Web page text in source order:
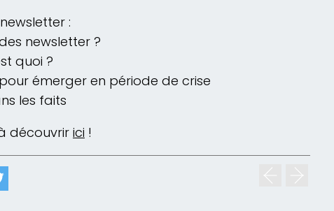
:
newsletter ?
quoi ?
émerger en période de crise
les faits
découvrir ici !